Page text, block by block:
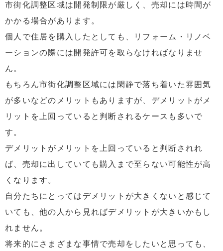
市街化調整区域は開発制限が厳しく、売却には時間が
かかる場合があります。
個人で住居を購入したとしても、リフォーム・リノベ
ーションの際には開発許可を取らなければなりませ
ん。
もちろん市街化調整区域には閑静で落ち着いた雰囲気
が多いなどのメリットもありますが、デメリットがメ
リットを上回っていると判断されるケースも多いで
す。
デメリットがメリットを上回っていると判断されれ
ば、売却に出していても購入まで至らない可能性が高
くなります。
自分たちにとってはデメリットが大きくないと感じて
いても、他の人から見ればデメリットが大きいかもし
れません。
将来的にさまざまな事情で売却をしたいと思っても、